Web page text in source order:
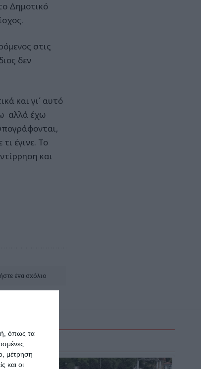
όπως τα
μέτρηση
και οι
Δημοτικό
στις
δεν
και γι΄ αυτό
αλλά έχω
έγινε. Το
και
ένα σχόλιο